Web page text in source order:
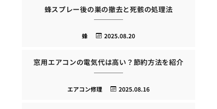
蜂スプレー後の巣の撤去と死骸の処理法
2025.08.20
蜂
窓用エアコンの電気代は高い？節約方法を紹介
2025.08.16
エアコン修理